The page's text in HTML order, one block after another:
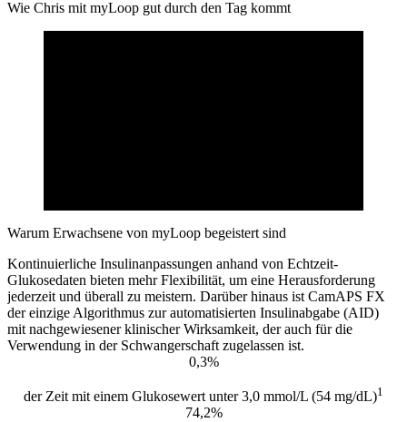
Wie Chris mit myLoop gut durch den Tag kommt
Warum Erwachsene von myLoop begeistert sind
Kontinuierliche Insulinanpassungen anhand von Echtzeit-
Glukosedaten bieten mehr Flexibilität, um eine Herausforderung
jederzeit und überall zu meistern. Darüber hinaus ist CamAPS FX
der einzige Algorithmus zur automatisierten Insulinabgabe (AID)
mit nachgewiesener klinischer Wirksamkeit, der auch für die
Verwendung in der Schwangerschaft zugelassen ist.
0,3%
der Zeit mit einem Glukosewert unter 3,0 mmol/L (54 mg/dL)1
74,2%